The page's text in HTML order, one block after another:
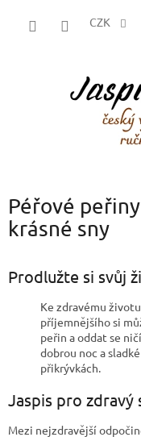
CZK
Péřové
krásné sny
Prodlužte si svůj
Ke zdravému
příjemnějšího si
peřin a oddat se
dobrou noc a
přikrývkách.
Jaspis pro zdravý
Mezi nejzdravější